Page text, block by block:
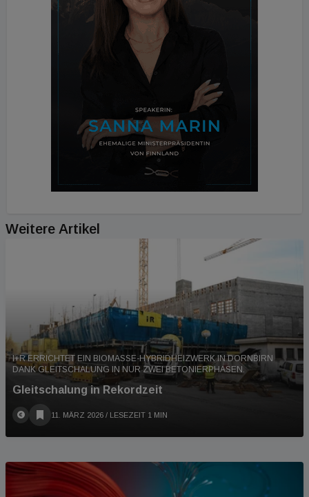
Weitere Artikel
I+R ERRICHTET EIN BIOMASSE-HYBRIDHEIZWERK IN DORNBIRN
DANK GLEITSCHALUNG IN NUR ZWEI BETONIERPHASEN.
Gleitschalung in Rekordzeit
11. MÄRZ 2026 / LESEZEIT 1 MIN